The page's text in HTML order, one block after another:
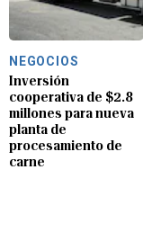
NEGOCIOS
Inversión
cooperativa de $2.8
millones para nueva
planta de
procesamiento de
carne